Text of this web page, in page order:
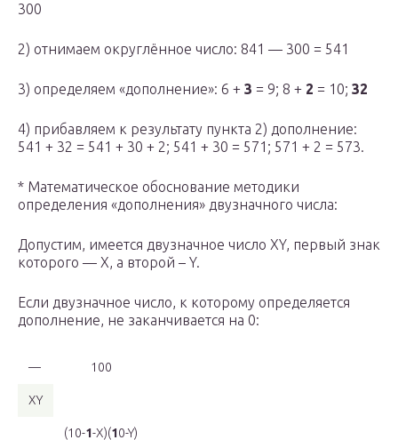
300
2) отнимаем округлённое число: 841 — 300 = 541
3) определяем «дополнение»: 6 + 3 = 9; 8 + 2 = 10; 32
4) прибавляем к результату пункта 2) дополнение:
541 + 32 = 541 + 30 + 2; 541 + 30 = 571; 571 + 2 = 573.
* Математическое обоснование методики
определения «дополнения» двузначного числа:
Допустим, имеется двузначное число ХY, первый знак
которого — X, а второй – Y.
Если двузначное число, к которому определяется
дополнение, не заканчивается на 0:
— 100
XY
(10-1-X)(10-Y)